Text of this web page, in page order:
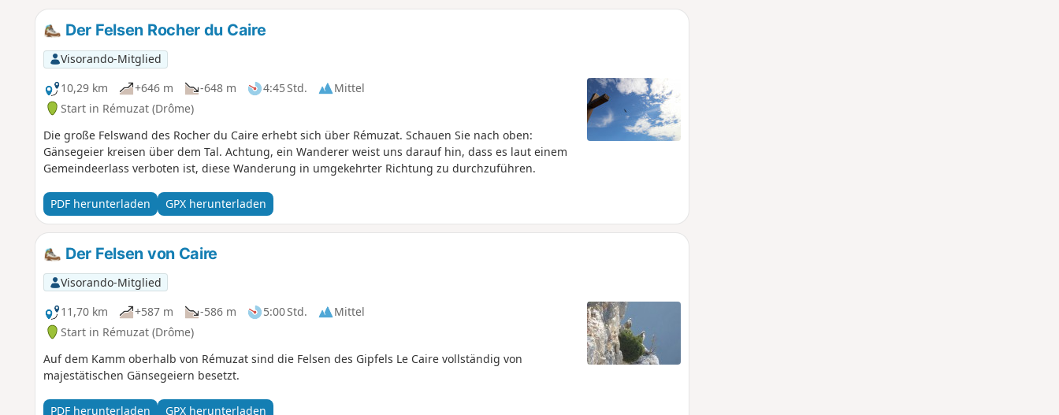
Der Felsen Rocher du Caire
Visorando-Mitglied
10,29 km
+646 m -648 m 4:45 Std.
Mittel
Start in Rémuzat (Drôme)
Die große Felswand des Rocher du Caire erhebt sich über Rémuzat. Schauen Sie nach oben:
Gänsegeier kreisen über dem Tal. Achtung, ein Wanderer weist uns darauf hin, dass es laut einem
Gemeindeerlass verboten ist, diese Wanderung in umgekehrter Richtung zu durchzuführen.
PDF herunterladen GPX herunterladen
Der Felsen von Caire
Visorando-Mitglied
11,70 km
+587 m -586 m 5:00 Std.
Mittel
Start in Rémuzat (Drôme)
Auf dem Kamm oberhalb von Rémuzat sind die Felsen des Gipfels Le Caire vollständig von
majestätischen Gänsegeiern besetzt.
PDF herunterladen GPX herunterladen